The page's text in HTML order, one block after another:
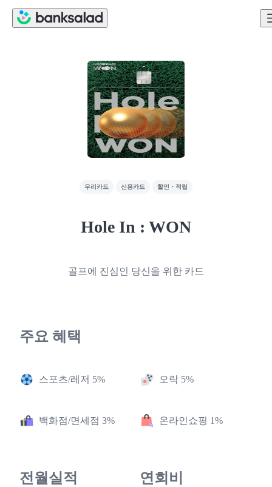
우리카드 신용카드 할인・적립
Hole In : WON
골프에 진심인 당신을 위한 카드
주요 혜택
스포츠/레저 5% 오락 5%
백화점/면세점 3% 온라인쇼핑 1%
전월실적 연회비